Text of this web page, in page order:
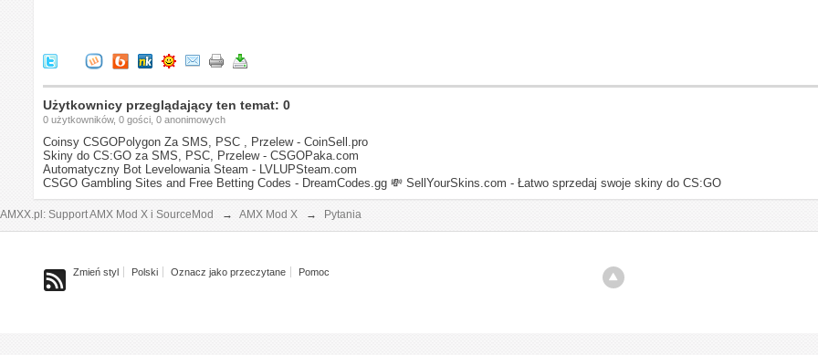
Użytkownicy przeglądający ten temat: 0
0 użytkowników, 0 gości, 0 anonimowych
Coinsy CSGOPolygon Za SMS, PSC , Przelew - CoinSell.pro
Skiny do CS:GO za SMS, PSC, Przelew - CSGOPaka.com
Automatyczny Bot Levelowania Steam - LVLUPSteam.com
CSGO Gambling Sites and Free Betting Codes - DreamCodes.gg 💸 SellYourSkins.com - Łatwo sprzedaj swoje skiny do CS:GO
AMXX.pl: Support AMX Mod X i SourceMod → AMX Mod X → Pytania
Zmień styl Polski Oznacz jako przeczytane Pomoc